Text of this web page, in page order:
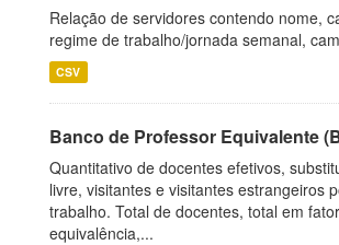
Relação de servidores contendo nome,
regime de trabalho/jornada semanal,
CSV
Banco de Professor Equivalente
Quantitativo de docentes efetivos,
livre, visitantes e visitantes estrangeiros
trabalho. Total de docentes, total em
equivalência,...